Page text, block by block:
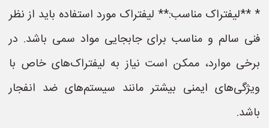
* **لیفتراک مناسب:** لیفتراک مورد استفاده باید از نظر
فنی سالم و مناسب برای جابجایی مواد سمی باشد. در
برخی موارد، ممکن است نیاز به لیفتراک‌های خاص با
ویژگی‌های ایمنی بیشتر مانند سیستم‌های ضد انفجار
باشد.